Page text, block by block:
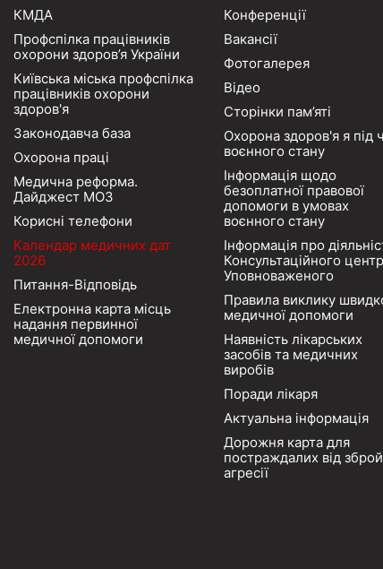
КМДА
Профспілка працівників
охорони здоров’я України
Київська міська профспілка
працівників охорони
здоров'я
Законодавча база
Охорона праці
Медична реформа.
Дайджест МОЗ
Корисні телефони
Календар медичних дат
2026
Питання-Відповідь
Електронна карта місць
надання первинної
медичної допомоги
Конференції
Вакансії
Фотогалерея
Відео
Сторінки пам’яті
Охорона здоров'я я під
воєнного стану
Інформація щодо
безоплатної правової
допомоги в умовах
воєнного стану
Інформація про
Консультаційного
Уповноваженого
Правила виклику
медичної допомоги
Наявність лікарських
засобів та медичних
виробів
Поради лікаря
Актуальна інформація
Дорожня карта для
постраждалих від
агресії